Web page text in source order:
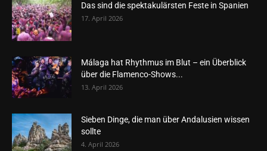
Das sind die spektakulärsten Feste in Spanien
17. April 2026
Málaga hat Rhythmus im Blut – ein Überblick
über die Flamenco-Shows...
13. April 2026
Sieben Dinge, die man über Andalusien wissen
sollte
4. April 2026